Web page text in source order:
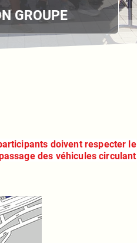
GROUPE
doivent respecter le
des véhicules circulant